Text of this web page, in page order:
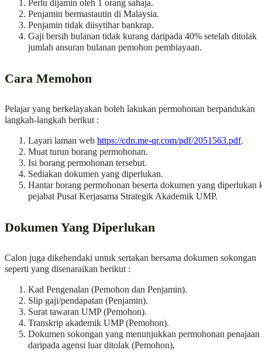
Perlu dijamin oleh 1 orang sahaja.
Penjamin bermastautin di Malaysia.
Penjamin tidak diisytihar bankrap.
Gaji bersih bulanan tidak kurang daripada 40% setelah ditolak
jumlah ansuran bulanan pemohon pembiayaan.
Cara Memohon
Pelajar yang berkelayakan boleh lakukan permohonan berpandukan
langkah-langkah berikut :
Layari laman web https://cdn.me-qr.com/pdf/2051563.pdf.
Muat turun borang permohonan.
Isi borang permohonan tersebut.
Sediakan dokumen yang diperlukan.
Hantar borang permohonan beserta dokumen yang diperlukan
pejabat Pusat Kerjasama Strategik Akademik UMP.
Dokumen Yang Diperlukan
Calon juga dikehendaki untuk sertakan bersama dokumen sokongan
seperti yang disenaraikan berikut :
Kad Pengenalan (Pemohon dan Penjamin).
Slip gaji/pendapatan (Penjamin).
Surat tawaran UMP (Pemohon).
Transkrip akademik UMP (Pemohon).
Dokumen sokongan yang menunjukkan permohonan penajaan
daripada agensi luar ditolak (Pemohon),